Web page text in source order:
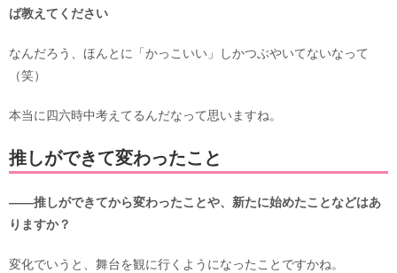
ば教えてください
なんだろう、ほんとに「かっこいい」しかつぶやいてないなって
（笑）
本当に四六時中考えてるんだなって思いますね。
推しができて変わったこと
――推しができてから変わったことや、新たに始めたことなどはあ
りますか？
変化でいうと、舞台を観に行くようになったことですかね。